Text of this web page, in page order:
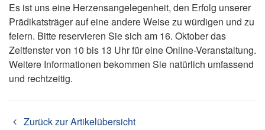
Es ist uns eine Herzensangelegenheit, den Erfolg unserer
Prädikatsträger auf eine andere Weise zu würdigen und zu
feiern. Bitte reservieren Sie sich am 16. Oktober das
Zeitfenster von 10 bis 13 Uhr für eine Online-Veranstaltung.
Weitere Informationen bekommen Sie natürlich umfassend
und rechtzeitig.
Zurück zur Artikelübersicht